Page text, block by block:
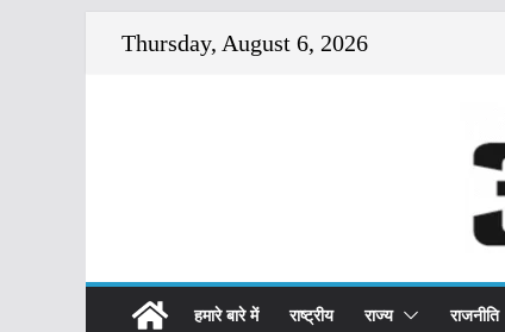
Thursday, August 6, 2026
हमारे बारे में राष्ट्रीय राज्य राजनीति